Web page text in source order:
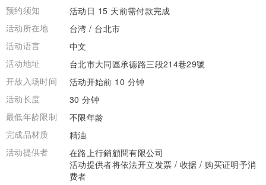
预约须知
活动日 15 天前需付款完成
活动所在地
台湾 / 台北市
活动语言
中文
活动地址
台北市大同區承德路三段214巷29號
开放入场时间
活动开始前 10 分钟
活动长度
30 分钟
最低年龄限制
不限年龄
完成品材质
精油
活动提供者
在路上行銷顧問有限公司
活动提供者将依法开立发票 / 收据 / 购买证明予消
费者